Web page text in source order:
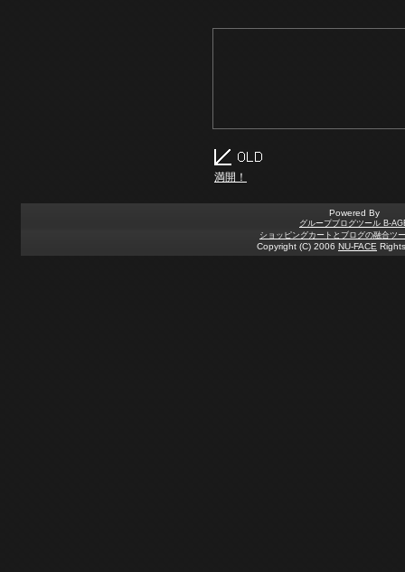
満開！
Powered By
グループブログツール B-
ショッピングカートとブログの融合ツ
Copyright (C) 2006 NU-FACE